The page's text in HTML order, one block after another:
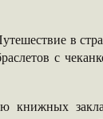
в
с
книжных